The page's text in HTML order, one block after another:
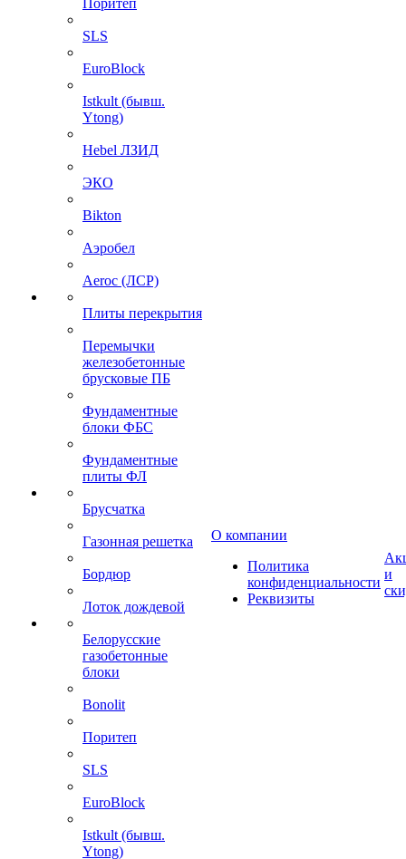
Поритеп
SLS
EuroBlock
Istkult (бывш.
Ytong)
Hebel ЛЗИД
ЭКО
Bikton
Аэробел
Aeroc (ЛСР)
Плиты перекрытия
Перемычки
железобетонные
брусковые ПБ
Фундаментные
блоки ФБС
Фундаментные
плиты ФЛ
Брусчатка
Газонная решетка
Бордюр
Лоток дождевой
Белорусские
газобетонные
блоки
Bonolit
Поритеп
SLS
EuroBlock
Istkult (бывш.
Ytong)
О компании
Политика
конфиденциальности
Реквизиты
и